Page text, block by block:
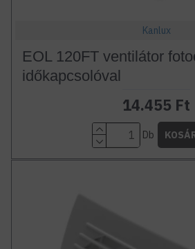
Kanlux
EOL 120FT ventilátor
időkapcsolóval
14.455 Ft
Db